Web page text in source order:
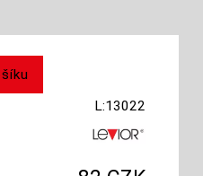
L:13022